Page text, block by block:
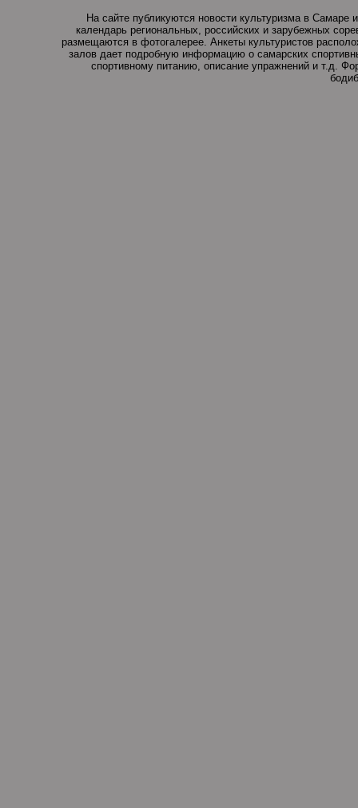
На сайте публикуются новости культуризма в
календарь региональных, российских и зарубежных
размещаются в фотогалерее. Анкеты культуристов
залов дает подробную информацию о самарских
спортивному питанию, описание упражнений и т.д.